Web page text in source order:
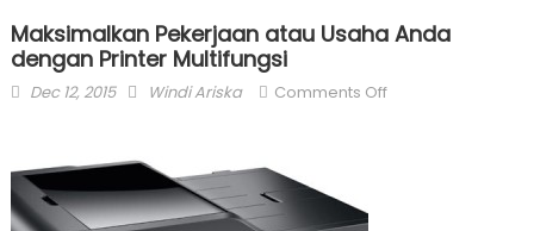
Maksimalkan Pekerjaan atau Usaha Anda
dengan Printer Multifungsi
Posted
Dec 12, 2015 Author
Windi Ariska Comments Offon